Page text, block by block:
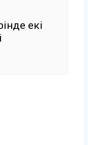
екі